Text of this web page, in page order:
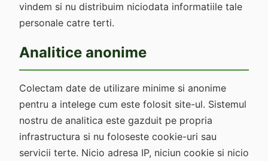
vindem si nu distribuim niciodata informatiile tale
personale catre terti.
Analitice anonime
Colectam date de utilizare minime si anonime
pentru a intelege cum este folosit site-ul. Sistemul
nostru de analitica este gazduit pe propria
infrastructura si nu foloseste cookie-uri sau
servicii terte. Nicio adresa IP, niciun cookie si nicio